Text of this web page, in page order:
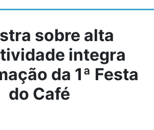
sobre alta
integra
da 1ª Festa
do Café